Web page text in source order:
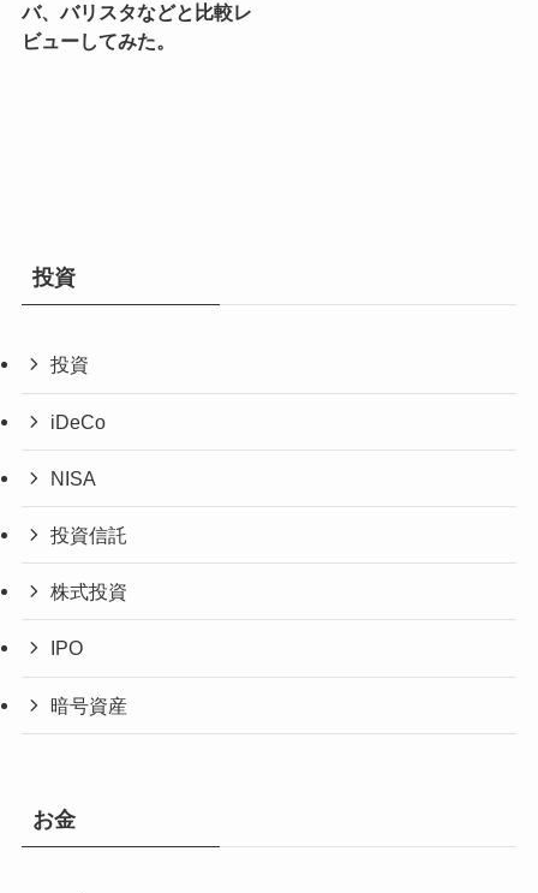
バ、バリスタなどと比較レ
ビューしてみた。
投資
投資
iDeCo
NISA
投資信託
株式投資
IPO
暗号資産
お金